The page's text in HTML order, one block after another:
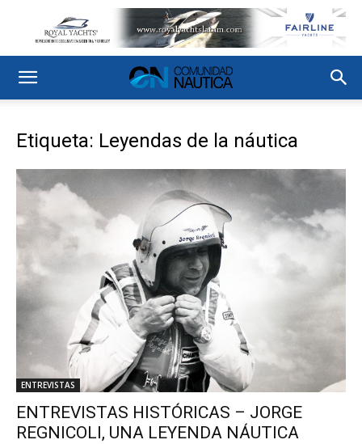
Etiqueta: Leyendas de la náutica
ENTREVISTAS
ENTREVISTAS HISTÓRICAS – JORGE
REGNICOLI, UNA LEYENDA NÁUTICA